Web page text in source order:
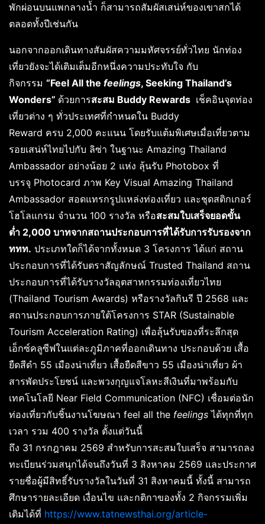
พักผ่อนบนแพกลางน้ำ ก็สามารถสัมผัสเสน่ห์ของเขาสกได้
ตลอดทั้งปีเช่นกัน
นอกจากออกเดินทางสัมผัสความมหัศจรรย์ทั่วไทย นักท่อง
เที่ยวยังจะได้เติมเต็มอีกหนึ่งความประทับใจ กับ
กิจกรรม “Feel All the feelings, Seeking Thailand’s
Wonders” ด้วยการสะสม Buddy Rewards เช็คอินจุดท่อง
เที่ยวต่าง ๆ ทั่วประเทศที่กำหนดใน Buddy
Reward ครบ 2,000 คะแนน โดยรับแต้มพิเศษเมื่อเที่ยวตาม
รอยเสน่ห์ไทยไปกับ ลิซ่า ในฐานะ Amazing Thailand
Ambassador อย่างน้อย 2 แห่ง ลุ้นรับ Photobox ที่
บรรจุ Photocard ภาพ Key Visual Amazing Thailand
Ambassador สอดแทรกรูปแหล่งท่องเที่ยว และชุดสติกเกอร์
โฮโลแกรม จำนวน 100 รางวัล หรือสะสมใบเสร็จยอดขั้น
ต่ำ 2,000 บาทจากสถานประกอบการที่ได้รับการรับรองจาก
ททท. ประเภทใดก็ได้จากทั้งหมด 3 โครงการ ได้แก่ สถาน
ประกอบการที่ได้รับตราสัญลักษณ์ Trusted Thailand สถาน
ประกอบการที่ได้รับรางวัลอุตสาหกรรมท่องเที่ยวไทย
(Thailand Tourism Awards) หรือรางวัลกินรี ปี 2568 และ
สถานประกอบการภายใต้โครงการ STAR (Sustainable
Tourism Acceleration Rating) เพื่อลุ้นรับของที่ระลึกสุด
เอ็กซ์คลูซีฟในแต่ละภูมิภาคที่ออกเดินทาง ประกอบด้วย เสื้อ
ยืดสีดำ 55 เมืองน่าเที่ยว เสื้อยืดสีขาว 55 เมืองน่าเที่ยว ผ้า
สารพัดประโยชน์ และพวงกุญแจโลหะสีเงินที่มาพร้อมกับ
เทคโนโลยี Near Field Communication (NFC) เชื่อมต่อนัก
ท่องเที่ยวกับชิ้นงานโฆษณา feel all the feelingsได้ทุกที่ทุก
เวลา รวม 400 รางวัล ตั้งแต่วันนี้
ถึง 31 กรกฎาคม 2569 สำหรับการสะสมใบเสร็จ สามารถลง
ทะเบียนร่วมสนุกได้จนถึงวันที่ 3 สิงหาคม 2569 และประกาศ
รายชื่อผู้มีสิทธิ์รับรางวัลในวันที่ 31 สิงหาคมนี้ ทั้งนี้ สามารถ
ศึกษารายละเอียด เงื่อนไข และกติกาของทั้ง 2 กิจกรรมเพิ่ม
เติมได้ที่ https://www.tatnewsthai.org/article-